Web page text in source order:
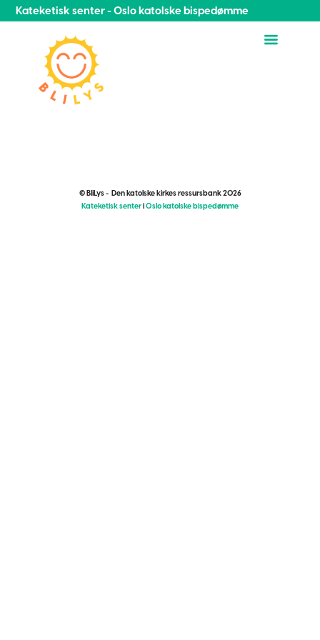
Kateketisk senter - Oslo katolske bispedømme
© BliLys - Den katolske kirkes ressursbank 2026
Kateketisk senteriOslo katolske bispedømme